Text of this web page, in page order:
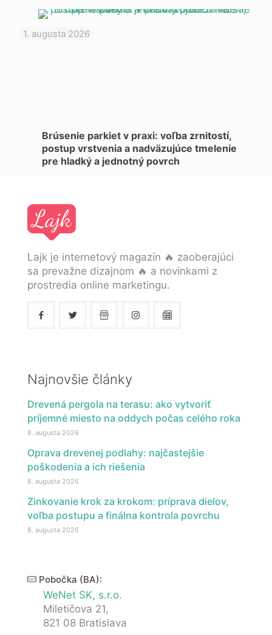
1. augusta 2026
Brúsenie parkiet v praxi: voľba zrnitostí,
postup vrstvenia a nadväzujúce tmelenie
pre hladký a jednotný povrch
Lajk je internetový magazín 🔥 zaoberajúci
sa prevažne dizajnom 🔥 a novinkami z
prostredia online marketingu.
Najnovšie články
Drevená pergola na terasu: ako vytvoriť
príjemné miesto na oddych počas celého roka
8. augusta 2026
Oprava drevenej podlahy: najčastejšie
poškodenia a ich riešenia
8. augusta 2026
Zinkovanie krok za krokom: príprava dielov,
voľba postupu a finálna kontrola povrchu
8. augusta 2026
Pobočka (BA):
WeNet SK, s.r.o.
Miletičova 21,
821 08 Bratislava